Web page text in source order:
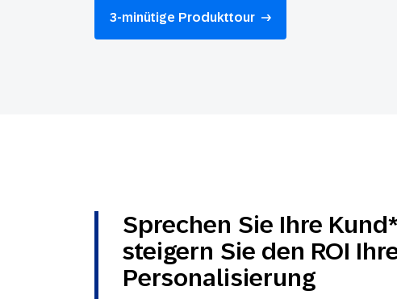
3-minütige Produkttour
Sprechen Sie Ihre
steigern Sie den ROI
Personalisierung